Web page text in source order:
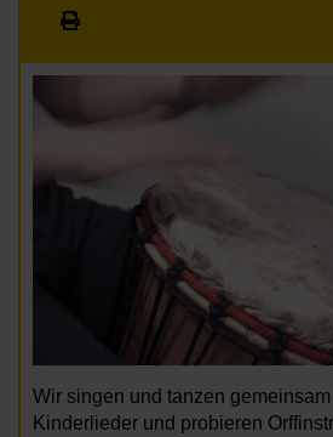
Wir singen und tanzen
Kinderlieder und probieren